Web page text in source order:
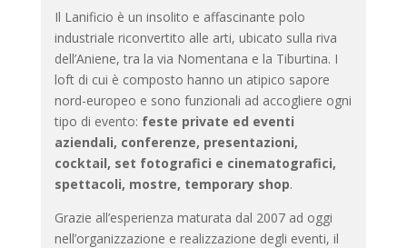
Il Lanificio è un insolito e affascinante polo
industriale riconvertito alle arti, ubicato sulla riva
dell’Aniene, tra la via Nomentana e la Tiburtina. I
loft di cui è composto hanno un atipico sapore
nord-europeo e sono funzionali ad accogliere ogni
tipo di evento: feste private ed eventi
aziendali, conferenze, presentazioni,
cocktail, set fotografici e cinematografici,
spettacoli, mostre, temporary shop.
Grazie all’esperienza maturata dal 2007 ad oggi
nell’organizzazione e realizzazione degli eventi, il